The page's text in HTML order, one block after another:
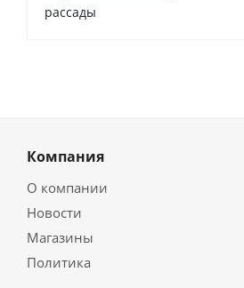
рассады
Компания
О компании
Новости
Магазины
Политика